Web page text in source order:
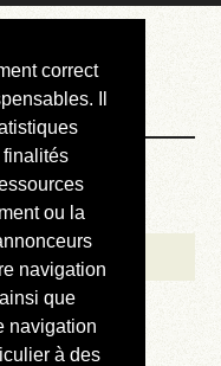
correct
Il
ou la
navigation
que
navigation
à des